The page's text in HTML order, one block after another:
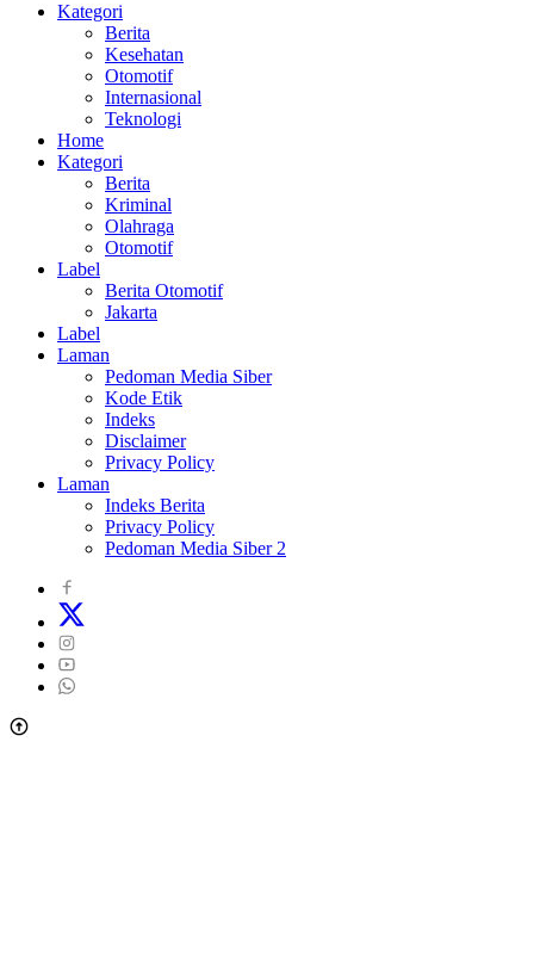
Kategori
Berita
Kesehatan
Otomotif
Internasional
Teknologi
Home
Kategori
Berita
Kriminal
Olahraga
Otomotif
Label
Berita Otomotif
Jakarta
Label
Laman
Pedoman Media Siber
Kode Etik
Indeks
Disclaimer
Privacy Policy
Laman
Indeks Berita
Privacy Policy
Pedoman Media Siber 2